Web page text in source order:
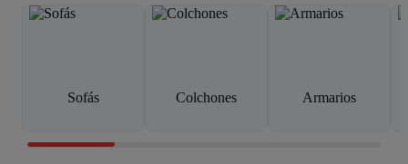
Sofás Colchones Armarios